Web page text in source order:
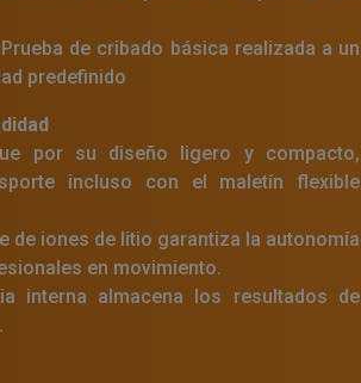
Prueba de cribado básica realizada a un
predefinido
por su diseño ligero y compacto,
incluso con el maletín flexible
de iones de litio garantiza la autonomía
en movimiento.
interna almacena los resultados de